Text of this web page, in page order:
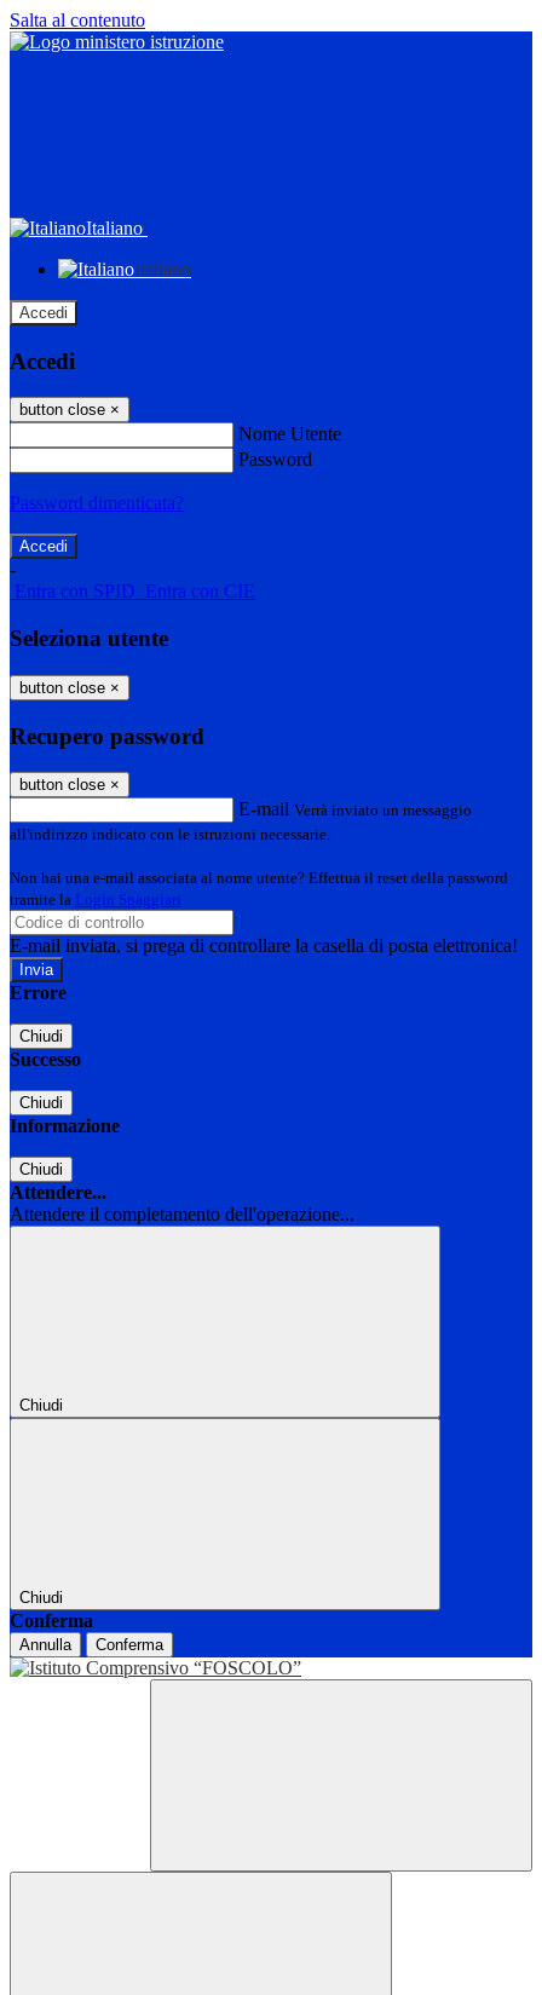
Salta al contenuto
Italiano
Italiano
Accedi
Accedi
button close ×
Nome Utente
Password
Password dimenticata?
-
Entra con SPID Entra con CIE
Seleziona utente
button close ×
Recupero password
button close ×
E-mail Verrà inviato un messaggio
all'indirizzo indicato con le istruzioni necessarie.
Non hai una e-mail associata al nome utente? Effettua il reset della password
tramite la Login Spaggiari
E-mail inviata, si prega di controllare la casella di posta elettronica!
Errore
Chiudi
Successo
Chiudi
Informazione
Chiudi
Attendere...
Attendere il completamento dell'operazione...
Chiudi
Chiudi
Conferma
Annulla Conferma